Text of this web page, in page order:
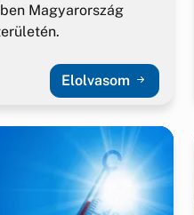
Magyarország
Elolvasom